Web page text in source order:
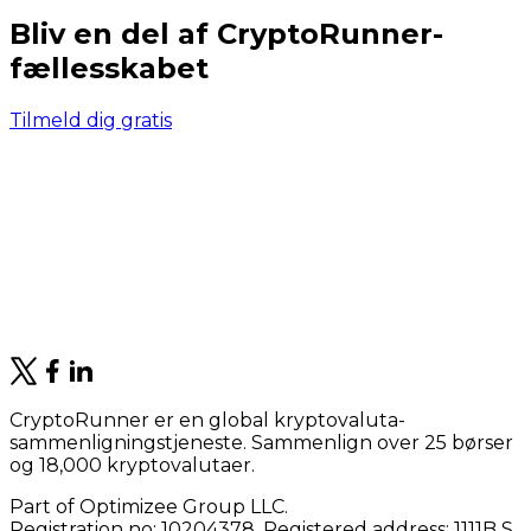
Bliv en del af CryptoRunner-
fællesskabet
Tilmeld dig gratis
CryptoRunner er en global kryptovaluta-
sammenligningstjeneste. Sammenlign over 25 børser
og 18,000 kryptovalutaer.
Part of Optimizee Group LLC.